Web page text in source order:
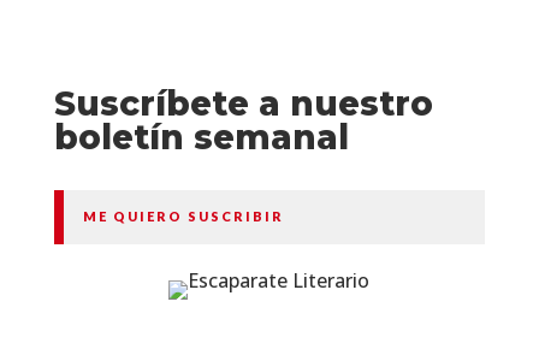
Suscríbete a nuestro
boletín semanal
ME QUIERO SUSCRIBIR